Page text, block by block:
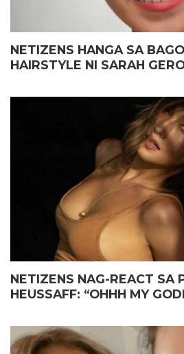
NETIZENS HANGA SA
HAIRSTYLE NI SARAH
NETIZENS NAG-REACT SA
HEUSSAFF: “OHHH MY